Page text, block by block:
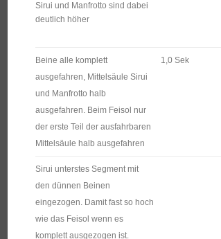
Sirui und Manfrotto sind dabei
deutlich höher
Beine alle komplett
ausgefahren, Mittelsäule Sirui
und Manfrotto halb
ausgefahren. Beim Feisol nur
der erste Teil der ausfahrbaren
Mittelsäule halb ausgefahren
1,0 Sek
Sirui unterstes Segment mit
den dünnen Beinen
eingezogen. Damit fast so hoch
wie das Feisol wenn es
komplett ausgezogen ist.